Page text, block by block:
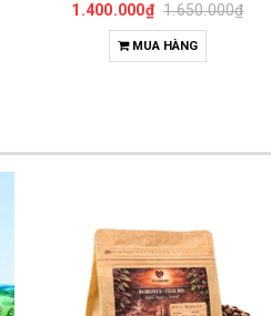
2.490.000₫
MUA HÀNG